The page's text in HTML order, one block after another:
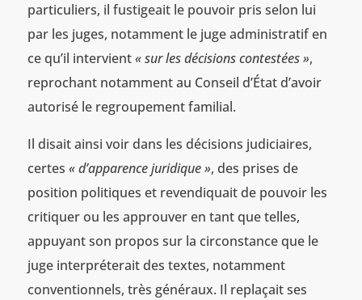
particuliers, il fustigeait le pouvoir pris selon lui
par les juges, notamment le juge administratif en
ce qu’il intervient« sur les décisions contestées »,
reprochant notamment au Conseil d’État d’avoir
autorisé le regroupement familial.
Il disait ainsi voir dans les décisions judiciaires,
certes « d’apparence juridique », des prises de
position politiques et revendiquait de pouvoir les
critiquer ou les approuver en tant que telles,
appuyant son propos sur la circonstance que le
juge interpréterait des textes, notamment
conventionnels, très généraux. Il replaçait ses